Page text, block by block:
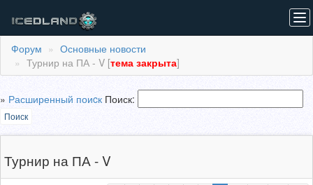
Форум
Основные новости
Турнир на ПА - V [тема закрыта]
» Расширенный поиcк Поиск:
Поиск
Турнир на ПА - V